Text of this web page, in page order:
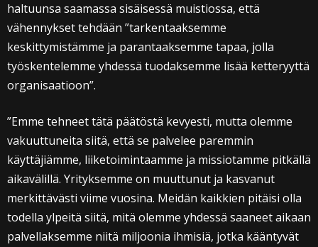
haltuunsa saamassa sisäisessä muistiossa, että
vähennykset tehdään ”tarkentaaksemme
keskittymistämme ja parantaaksemme tapaa, jolla
työskentelemme yhdessä tuodaksemme lisää ketteryyttä
organisaatioon”.
”Emme tehneet tätä päätöstä kevyesti, mutta olemme
vakuuttuneita siitä, että se palvelee paremmin
käyttäjiämme, liiketoimintaamme ja missiotamme pitkällä
aikavälillä. Yrityksemme on muuttunut ja kasvanut
merkittävästi viime vuosina. Meidän kaikkien pitäisi olla
todella ylpeitä siitä, mitä olemme yhdessä saaneet aikaan
palvellaksemme niitä miljoonia ihmisiä, jotka kääntyvät